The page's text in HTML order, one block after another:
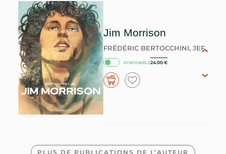
Jim Morrison
FRÉDÉRIC BERTOCCHINI, JEF
DISPONIBLE24.00 €
PLUS DE PUBLICATIONS DE L’AUTEUR